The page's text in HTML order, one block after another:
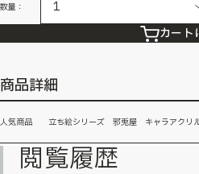
数量：
カート
商品詳細
人気商品 立ち絵シリーズ 邪兎屋 キャラアクリ
閲覧履歴